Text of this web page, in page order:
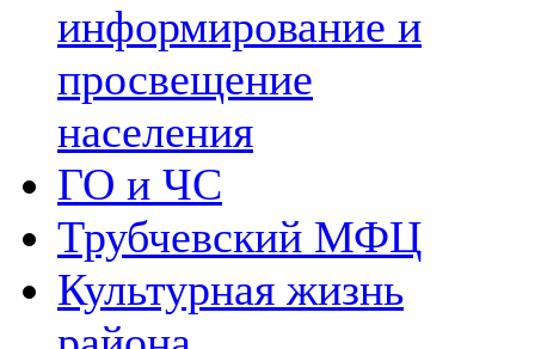
информирование и
просвещение
населения
ГО и ЧС
Трубчевский МФЦ
Культурная жизнь